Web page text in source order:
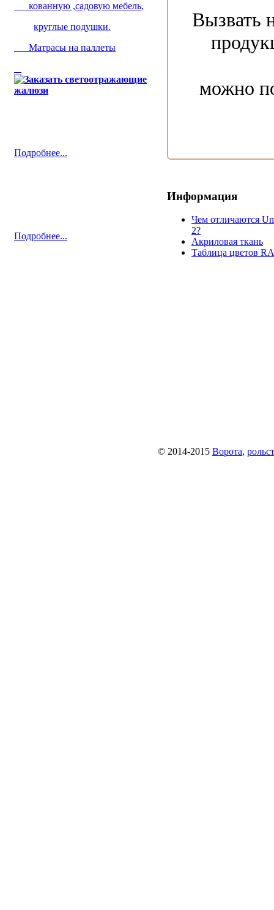
Вызвать
можно
Информация
Чем отличаются
2?
Aкриловая ткань
Таблица цветов
© 2014-2015 Ворота,
кованную ,садовую мебель,
круглые подушки.
Матрасы на паллеты
Подробнее...
Подробнее...